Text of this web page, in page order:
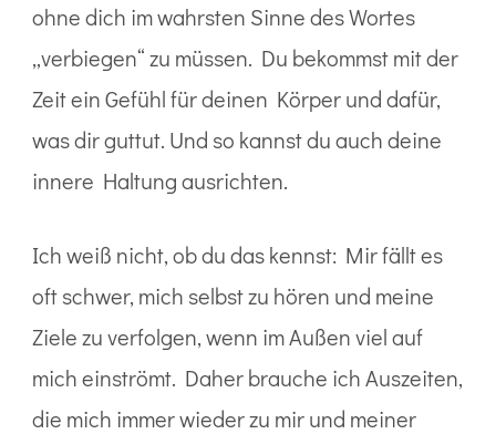
ohne dich im wahrsten Sinne des Wortes
„verbiegen“ zu müssen. Du bekommst mit der
Zeit ein Gefühl für deinen Körper und dafür,
was dir guttut. Und so kannst du auch deine
innere Haltung ausrichten.
Ich weiß nicht, ob du das kennst: Mir fällt es
oft schwer, mich selbst zu hören und meine
Ziele zu verfolgen, wenn im Außen viel auf
mich einströmt. Daher brauche ich Auszeiten,
die mich immer wieder zu mir und meiner